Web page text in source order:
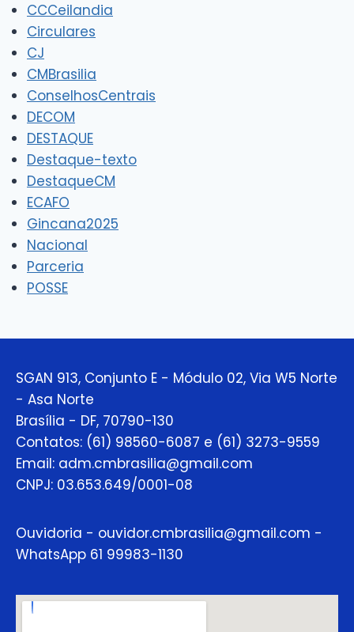
CCCeilandia
Circulares
CJ
CMBrasilia
ConselhosCentrais
DECOM
DESTAQUE
Destaque-texto
DestaqueCM
ECAFO
Gincana2025
Nacional
Parceria
POSSE
SGAN 913, Conjunto E - Módulo 02, Via W5 Norte
- Asa Norte
Brasília - DF, 70790-130
Contatos: (61) 98560-6087 e (61) 3273-9559
Email: adm.cmbrasilia@gmail.com
CNPJ: 03.653.649/0001-08
Ouvidoria - ouvidor.cmbrasilia@gmail.com -
WhatsApp 61 99983-1130